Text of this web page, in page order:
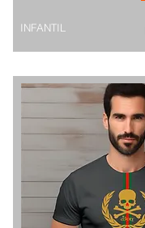
INFANTIL